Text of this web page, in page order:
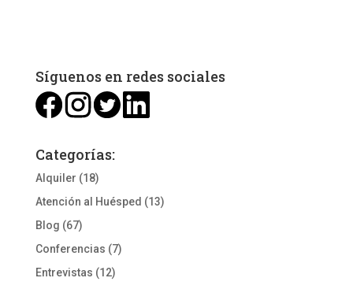
Síguenos en redes sociales
Categorías:
Alquiler (18)
Atención al Huésped (13)
Blog (67)
Conferencias (7)
Entrevistas (12)